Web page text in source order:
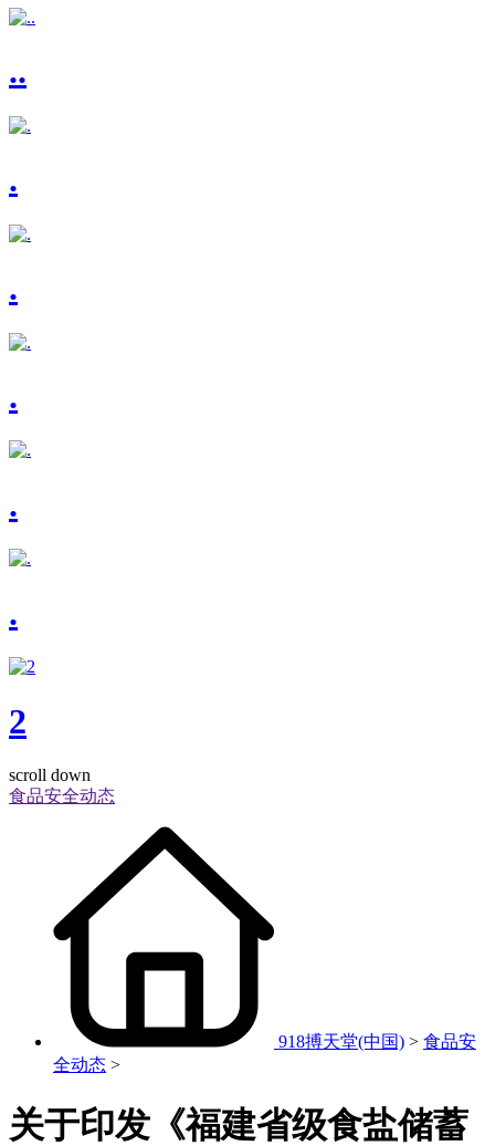
..
.
.
.
.
.
2
scroll down
食品安全动态
918搏天堂(中国) > 食品安
全动态 >
关于印发《福建省级食盐储蓄